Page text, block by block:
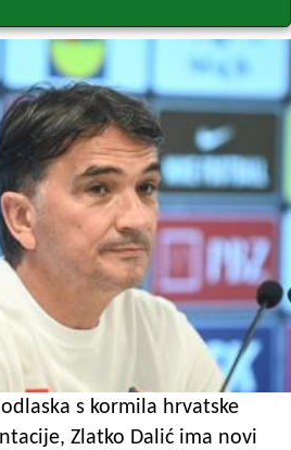
s kormila hrvatske
Zlatko Dalić ima novi